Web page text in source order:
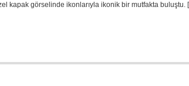
kapak görselinde ikonlarıyla ikonik bir mutfakta buluştu.